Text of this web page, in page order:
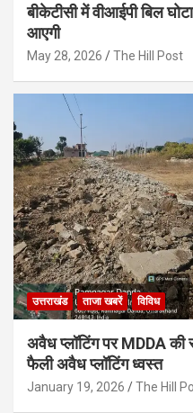
बीकेटीसी में वीआईपी बिल
आएगी
May 28, 2026 The Hill Post
उत्तराखंड ताजा खबरें विविध
अवैध प्लॉटिंग पर MDDA की
फैली अवैध प्लॉटिंग ध्वस्त
January 19, 2026 The Hill